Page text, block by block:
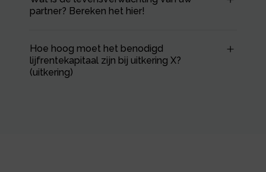
partner? Bereken het hier!
Hoe hoog moet het benodigd
lijfrentekapitaal zijn bij uitkering X?
(uitkering)